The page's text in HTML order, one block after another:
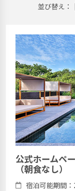
並び替え：
公式ホームペ
（朝食なし）
宿泊可能期間